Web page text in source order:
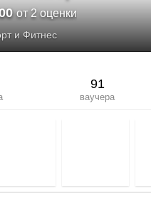
от 2 оценки
и Фитнес
91
ваучера